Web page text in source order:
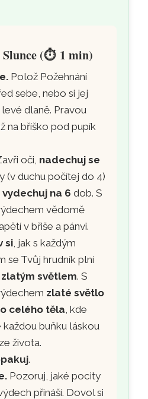
(⏱️ 1 min)
Polož Požehnání
sebe, nebo si jej
dlaně. Pravou
na bříško pod pupík
oči, nadechuj se
(v duchu počítej do 4)
vydechuj na 6 dob. S
vědomě
v břiše a pánvi.
si , jak s každým
se Tvůj hrudník plní
světlem. S
zlaté světlo
celého těla , kde
každou buňku láskou
života.
.
Pozoruj, jaké pocity
přináší. Dovol si